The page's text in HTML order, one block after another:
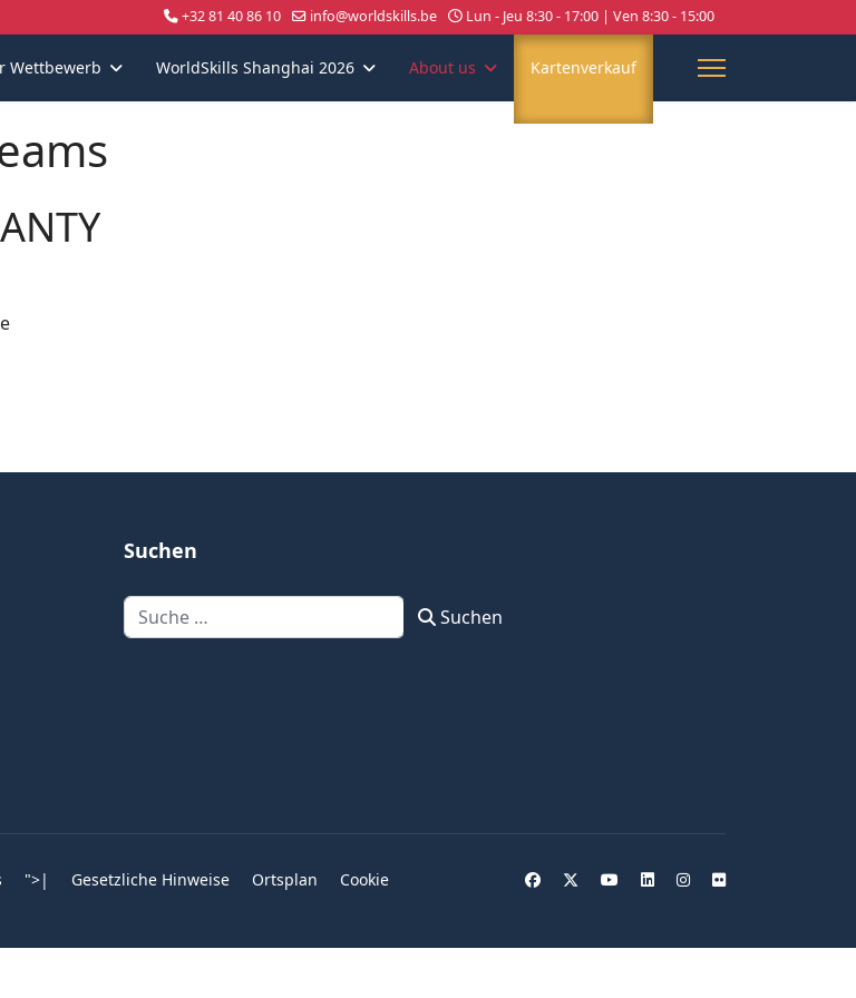
+32 81 40 86 10 info@worldskills.be Lun - Jeu 8:30 - 17:00 | Ven 8:30 - 15:00
Wettbewerb WorldSkills Shanghai 2026 About us Kartenverkauf
Suchen
Suchen Suchen
">| Gesetzliche Hinweise Ortsplan
Cookie